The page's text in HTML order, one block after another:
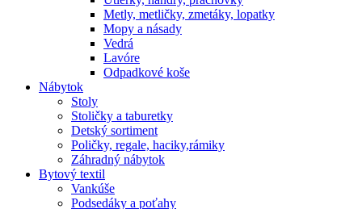
Metly, metličky, zmetáky, lopatky
Mopy a násady
Vedrá
Lavóre
Odpadkové koše
Nábytok
Stoly
Stoličky a taburetky
Detský sortiment
Poličky, regale, haciky,rámiky
Záhradný nábytok
Bytový textil
Vankúše
Podsedáky a poťahy